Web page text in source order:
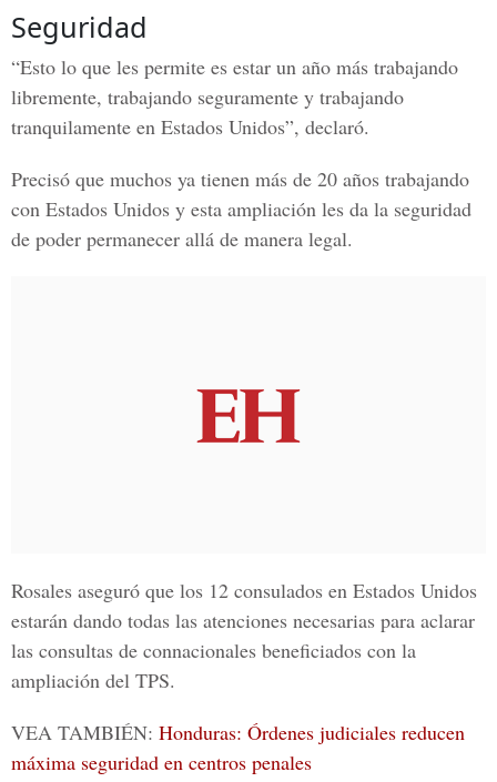
Seguridad
“Esto lo que les permite es estar un año más trabajando
libremente, trabajando seguramente y trabajando
tranquilamente en Estados Unidos”, declaró.
Precisó que muchos ya tienen más de 20 años trabajando
con Estados Unidos y esta ampliación les da la seguridad
de poder permanecer allá de manera legal.
Rosales aseguró que los 12 consulados en Estados Unidos
estarán dando todas las atenciones necesarias para aclarar
las consultas de connacionales beneficiados con la
ampliación del TPS.
VEA TAMBIÉN: Honduras: Órdenes judiciales reducen
máxima seguridad en centros penales